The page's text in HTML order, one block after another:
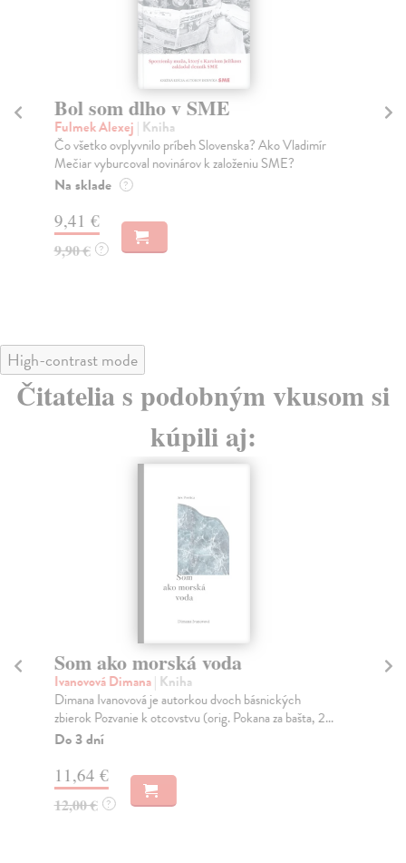
Bol som dlho v SME
Fulmek Alexej | Kniha
Čo všetko ovplyvnilo príbeh Slovenska? Ako Vladimír
Mečiar vyburcoval novinárov k založeniu SME?
Na sklade ?
9,41 €
9,90 € ?
High-contrast mode
Čitatelia s podobným vkusom si
kúpili aj:
Som ako morská voda
Ivanovová Dimana| Kniha
Dimana Ivanovová je autorkou dvoch básnických
zbierok Pozvanie k otcovstvu (orig. Pokana za bašta, 2...
Do 3 dní
11,64 €
12,00 € ?